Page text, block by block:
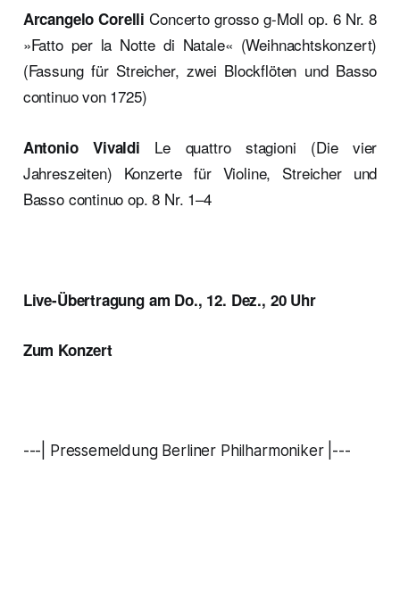
Arcangelo Corelli Concerto grosso g-Moll op. 6 Nr. 8
»Fatto per la Notte di Natale« (Weihnachtskonzert)
(Fassung für Streicher, zwei Blockflöten und Basso
continuo von 1725)
Antonio Vivaldi Le quattro stagioni (Die vier
Jahreszeiten) Konzerte für Violine, Streicher und
Basso continuo op. 8 Nr. 1–4
Live-Übertragung am Do., 12. Dez., 20 Uhr
Zum Konzert
---| Pressemeldung Berliner Philharmoniker |---